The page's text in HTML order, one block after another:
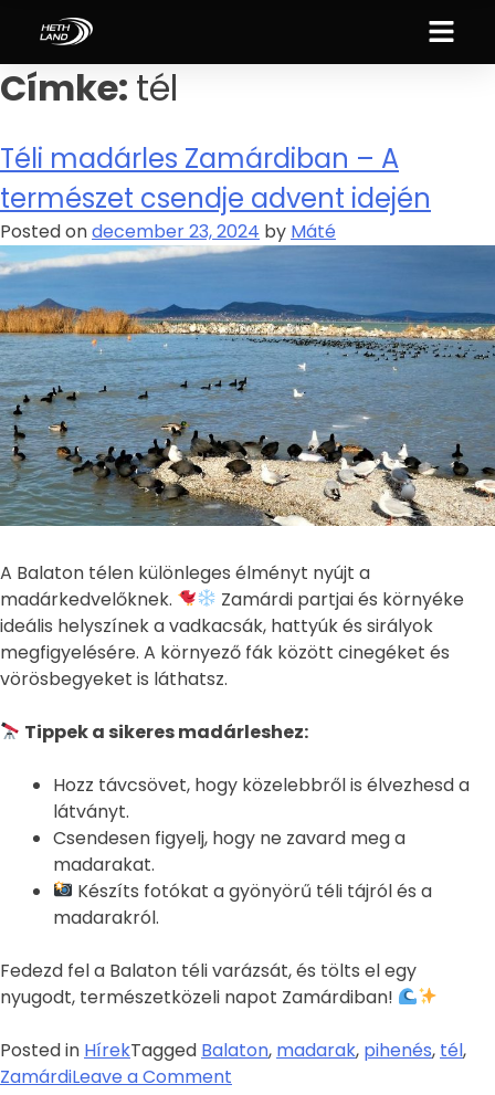
Címke: tél
Téli madárles Zamárdiban – A
természet csendje advent idején
Posted ondecember 23, 2024 by Máté
A Balaton télen különleges élményt nyújt a
madárkedvelőknek.
Zamárdi partjai és környéke
ideális helyszínek a vadkacsák, hattyúk és sirályok
megfigyelésére. A környező fák között cinegéket és
vörösbegyeket is láthatsz.
Tippek a sikeres madárleshez:
Hozz távcsövet, hogy közelebbről is élvezhesd a
látványt.
Csendesen figyelj, hogy ne zavard meg a
madarakat.
Készíts fotókat a gyönyörű téli tájról és a
madarakról.
Fedezd fel a Balaton téli varázsát, és tölts el egy
nyugodt, természetközeli napot Zamárdiban!
Posted in HírekTagged Balaton, madarak, pihenés, tél,
ZamárdiLeave a Comment